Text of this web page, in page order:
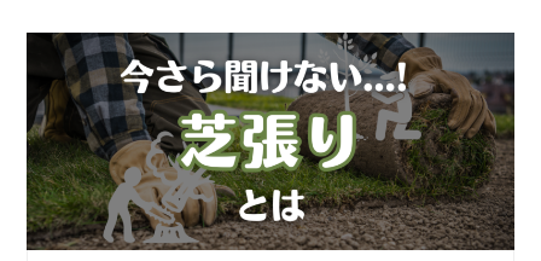
適切な植栽と密植:
植物を適切に配置し、密集させることで、雑草の成長
を防ぐことができます。植物が地面を覆い、雑草が生
えにくい環境を作り出すことができます。
これらの方法を組み合わせて使用することで、効果的
な雑草対策を行うことができます。ただし、地域の気
企業様や、施設様、マンション、アパートなどの庭
木、高木、植栽の年間管理なども対応しております
ので、
お気軽にお問い合わせください！
松、スギ、クスノキ、くろがねもち、もみの木、どん
ぐりの木、竹、柿の木、オリーブ、もみじ、柿の木、
金木犀、アカシア、シダレエゴノキ、コニファー、
手作業による草刈り:
手で雑草や草を引き抜く、あるいは鋏や刈り込み道
具を使って草を切り取る方法です。小さな庭や狭いス
ペースで効果的ですが、大規模なエリアには効率が悪
い場合があります。
草刈り機を使った草刈り:
ガソリンや電動の草刈り機を使って、大規模な庭や草
【青森県】青森県鯵ヶ沢町、鯵ヶ沢町
その他青森県内対応
地域密着で伐採・抜根・剪定・草刈りなどのお庭の